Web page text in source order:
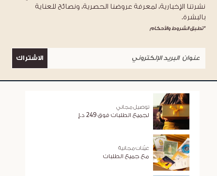
نشرتنا الإخبارية، لمعرفة عروضنا الحصرية، ونصائح للعناية
بالبشرة.
*تطبق الشروط والأحكام
الاشتراك
توصيل مجاني
لجميع الطلبات فوق 249 د.إ
عيّنات مجانية
مع جميع الطلبات